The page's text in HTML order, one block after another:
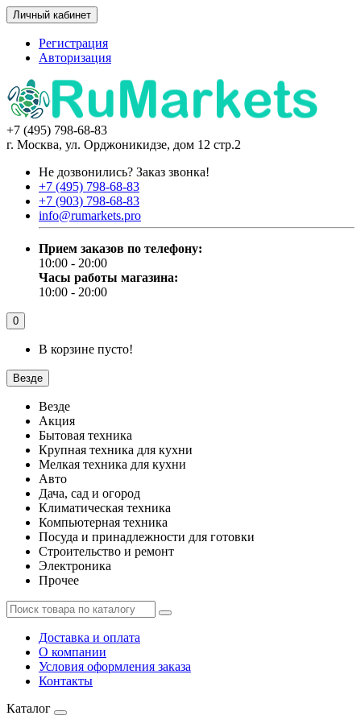
Личный кабинет
Регистрация
Авторизация
+7 (495) 798-68-83
г. Москва, ул. Орджоникидзе, дом 12 стр.2
Не дозвонились? Заказ звонка!
+7 (495) 798-68-83
+7 (903) 798-68-83
info@rumarkets.pro
Прием заказов по телефону:
10:00 - 20:00
Часы работы магазина:
10:00 - 20:00
0
В корзине пусто!
Везде
Везде
Акция
Бытовая техника
Крупная техника для кухни
Мелкая техника для кухни
Авто
Дача, сад и огород
Климатическая техника
Компьютерная техника
Посуда и принадлежности для готовки
Строительство и ремонт
Электроника
Прочее
Доставка и оплата
О компании
Условия оформления заказа
Контакты
Каталог